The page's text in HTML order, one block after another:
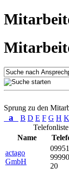
Sprung zu den
a B D E F G H K
Name
actago
GmbH
09951
20